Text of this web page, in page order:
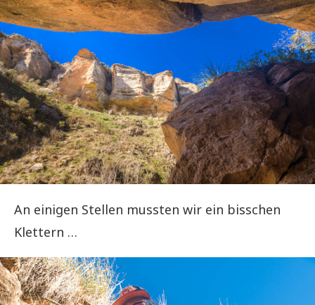
An einigen Stellen mussten wir ein bisschen
Klettern …